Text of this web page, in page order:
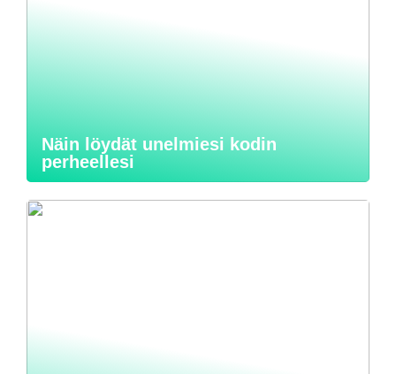
Näin löydät unelmiesi kodin
perheellesi